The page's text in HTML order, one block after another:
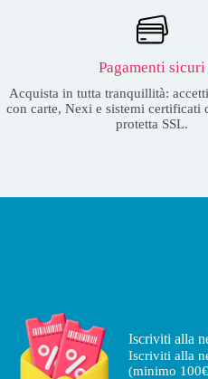
Pagamenti sicuri
Acquista in tutta tranquillità:
con carte, Nexi e sistemi certificati
protetta SSL.
Iscriviti alla
Iscriviti alla
(minimo